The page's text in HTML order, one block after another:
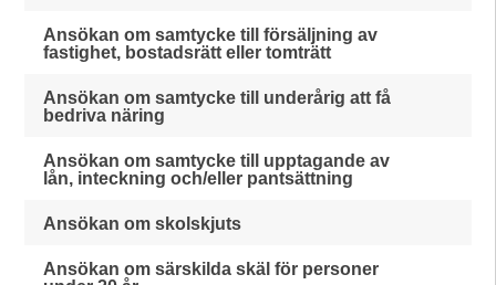
Ansökan om samtycke till försäljning av
fastighet, bostadsrätt eller tomträtt
Ansökan om samtycke till underårig att få
bedriva näring
Ansökan om samtycke till upptagande av
lån, inteckning och/eller pantsättning
Ansökan om skolskjuts
Ansökan om särskilda skäl för personer